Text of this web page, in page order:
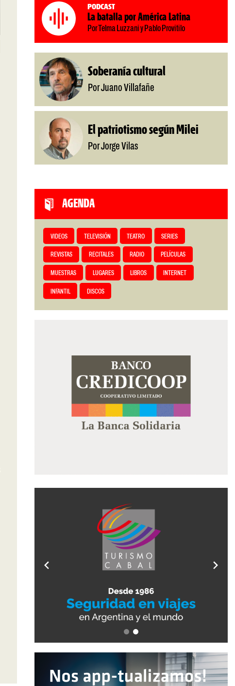
Podcast
La batalla por América Latina
Por Telma Luzzani y Pablo Provitilo
Soberanía cultural
Por Juano Villafañe
El patriotismo según Milei
Por Jorge Vilas
AGENDA
VIDEOS TELEVISIÓN TEATRO SERIES
REVISTAS RECITALES RADIO PELÍCULAS
MUESTRAS LUGARES LIBROS INTERNET
INFANTIL DISCOS